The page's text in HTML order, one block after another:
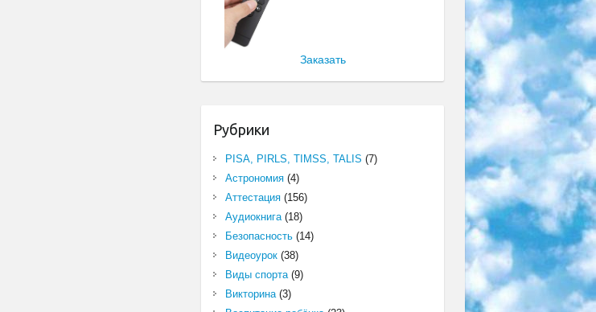
Заказать
Рубрики
PISA, PIRLS, TIMSS, TALIS (7)
Астрономия(4)
Аттестация(156)
Аудиокнига(18)
Безопасность(14)
Видеоурок(38)
Виды спорта(9)
Викторина(3)